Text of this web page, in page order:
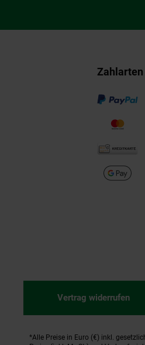
Vertrag widerrufen
Fußnoten
*Alle Preise in Euro (€) inkl.